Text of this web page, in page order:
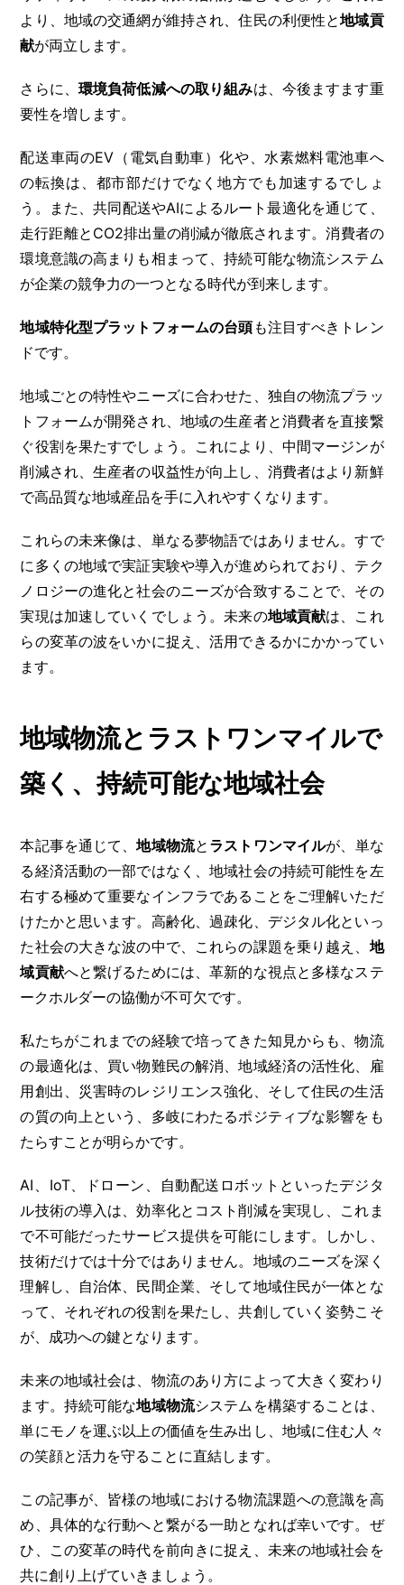
より、地域の交通網が維持され、住民の利便性と地域貢
献が両立します。
さらに、 環境負荷低減への取り組みは、今後ますます重
要性を増します。
配送車両のEV（電気自動車）化や、水素燃料電池車へ
の転換は、都市部だけでなく地方でも加速するでしょ
う。また、共同配送やAIによるルート最適化を通じて、
走行距離とCO2排出量の削減が徹底されます。消費者の
環境意識の高まりも相まって、持続可能な物流システム
が企業の競争力の一つとなる時代が到来します。
地域特化型プラットフォームの台頭 も注目すべきトレン
ドです。
地域ごとの特性やニーズに合わせた、独自の物流プラッ
トフォームが開発され、地域の生産者と消費者を直接繋
ぐ役割を果たすでしょう。これにより、中間マージンが
削減され、生産者の収益性が向上し、消費者はより新鮮
で高品質な地域産品を手に入れやすくなります。
これらの未来像は、単なる夢物語ではありません。すで
に多くの地域で実証実験や導入が進められており、テク
ノロジーの進化と社会のニーズが合致することで、その
実現は加速していくでしょう。未来の地域貢献は、これ
らの変革の波をいかに捉え、活用できるかにかかってい
ます。
地域物流とラストワンマイルで
築く、持続可能な地域社会
本記事を通じて、地域物流と ラストワンマイルが、単な
る経済活動の一部ではなく、地域社会の持続可能性を左
右する極めて重要なインフラであることをご理解いただ
けたかと思います。高齢化、過疎化、デジタル化といっ
た社会の大きな波の中で、これらの課題を乗り越え、 地
域貢献へと繋げるためには、革新的な視点と多様なステ
ークホルダーの協働が不可欠です。
私たちがこれまでの経験で培ってきた知見からも、物流
の最適化は、買い物難民の解消、地域経済の活性化、雇
用創出、災害時のレジリエンス強化、そして住民の生活
の質の向上という、多岐にわたるポジティブな影響をも
たらすことが明らかです。
AI、IoT、ドローン、自動配送ロボットといったデジタ
ル技術の導入は、効率化とコスト削減を実現し、これま
で不可能だったサービス提供を可能にします。しかし、
技術だけでは十分ではありません。地域のニーズを深く
理解し、自治体、民間企業、そして地域住民が一体とな
って、それぞれの役割を果たし、共創していく姿勢こそ
が、成功への鍵となります。
未来の地域社会は、物流のあり方によって大きく変わり
ます。持続可能な地域物流システムを構築することは、
単にモノを運ぶ以上の価値を生み出し、地域に住む人々
の笑顔と活力を守ることに直結します。
この記事が、皆様の地域における物流課題への意識を高
め、具体的な行動へと繋がる一助となれば幸いです。ぜ
ひ、この変革の時代を前向きに捉え、未来の地域社会を
共に創り上げていきましょう。